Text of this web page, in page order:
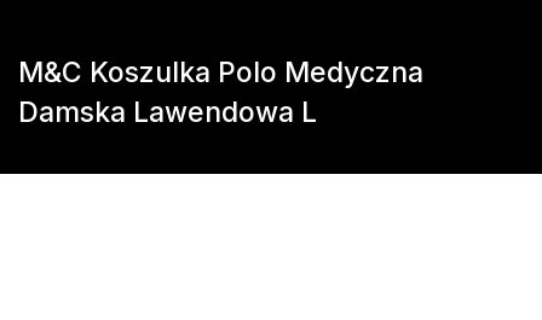
M&C Koszulka Polo Medyczna
Damska Lawendowa L